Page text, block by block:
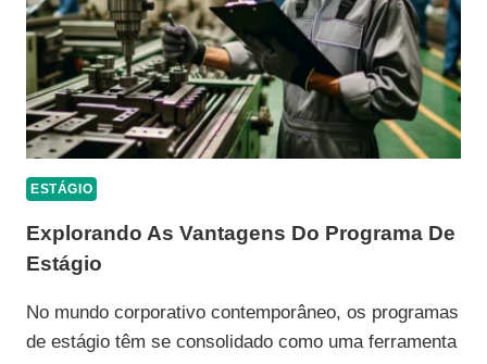
IMPRESSIONAR
ESTÁGIO
Explorando As Vantagens Do Programa De
Estágio
No mundo corporativo contemporâneo, os programas
de estágio têm se consolidado como uma ferramenta